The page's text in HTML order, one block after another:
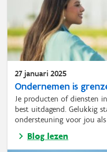
27 januari 2025
Ondernemen is
Je producten of diensten
best uitdagend. Gelukkig
ondersteuning voor jou
Blog lezen